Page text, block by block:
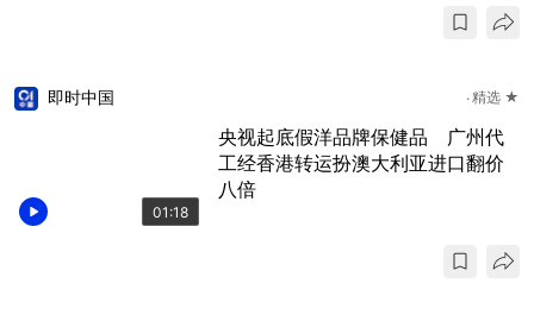
01:18
即时中国 精选 ★
央视起底假洋品牌保健品 广州代
工经香港转运扮澳大利亚进口翻价
八倍